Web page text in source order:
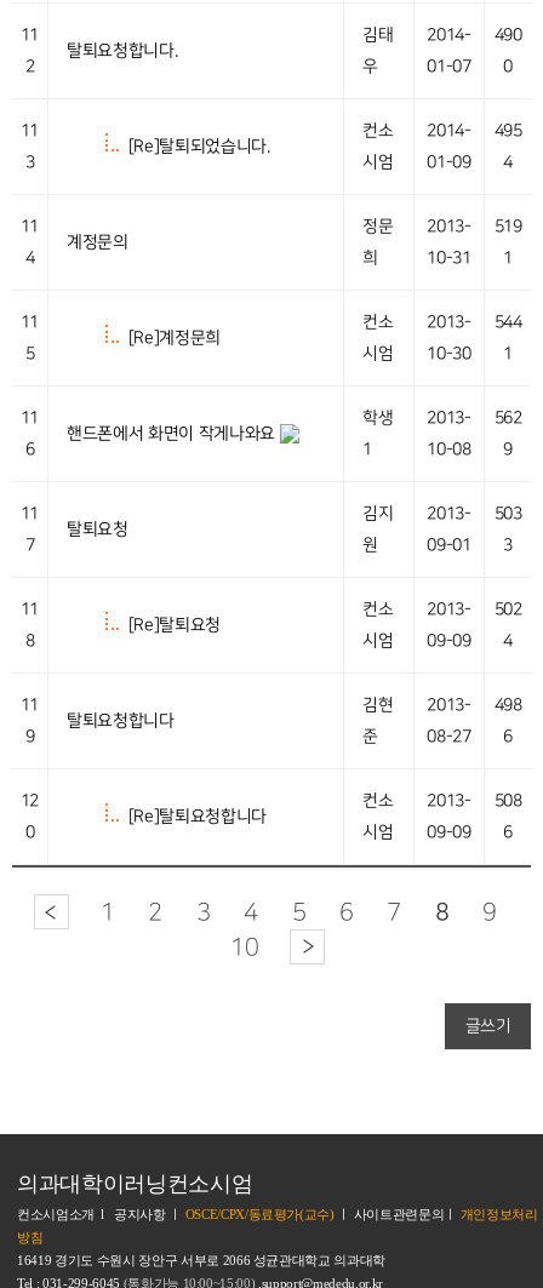
11
2
탈퇴요청합니다.
김태
우
2014-
01-07
490
0
11
3
[Re]탈퇴되었습니다.
컨소
시엄
2014-
01-09
495
4
11
4
계정문의
정문
희
2013-
10-31
519
1
11
5
[Re]계정문희
컨소
시엄
2013-
10-30
544
1
11
6
핸드폰에서 화면이 작게나와요
학생
1
2013-
10-08
562
9
11
7
탈퇴요청
김지
원
2013-
09-01
503
3
11
8
[Re]탈퇴요청
컨소
시엄
2013-
09-09
502
4
11
9
탈퇴요청합니다
김현
준
2013-
08-27
498
6
12
0
[Re]탈퇴요청합니다
컨소
시엄
2013-
09-09
508
6
1 2 3 4 5 6 7 8
9
10
글쓰기
의과대학이러닝컨소시엄
컨소시엄소개 l 공지사항ㅣ OSCE/CPX/동료평가(교수)ㅣ 사이트관련문의 ㅣ
개인정보처리
방침
16419 경기도 수원시 장안구 서부로 2066 성균관대학교 의과대학
Tel : 031-299-6045 (통화가능 10:00~15:00),support@mededu.or.kr